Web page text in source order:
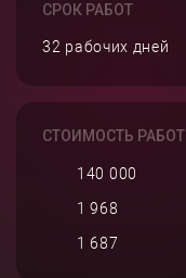
СРОК РАБОТ
32 рабочих дней
СТОИМОСТЬ РАБОТ
140 000
1 968
1 687